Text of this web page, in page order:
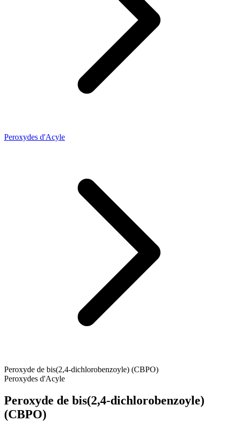
Peroxydes d'Acyle
Peroxyde de bis(2,4-dichlorobenzoyle) (CBPO)
Peroxydes d'Acyle
Peroxyde de bis(2,4-dichlorobenzoyle)
(CBPO)